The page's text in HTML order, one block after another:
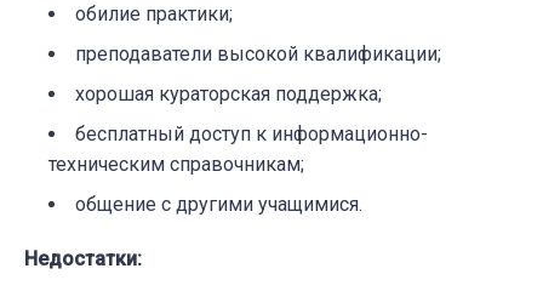
обилие практики;
преподаватели высокой квалификации;
хорошая кураторская поддержка;
бесплатный доступ к информационно-
техническим справочникам;
общение с другими учащимися.
Недостатки: